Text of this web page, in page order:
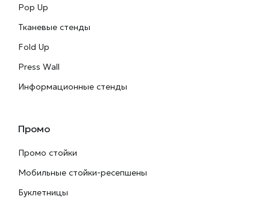
Pop Up
Тканевые стенды
Fold Up
Press Wall
Информационные стенды
Промо
Промо стойки
Мобильные стойки-ресепшены
Буклетницы